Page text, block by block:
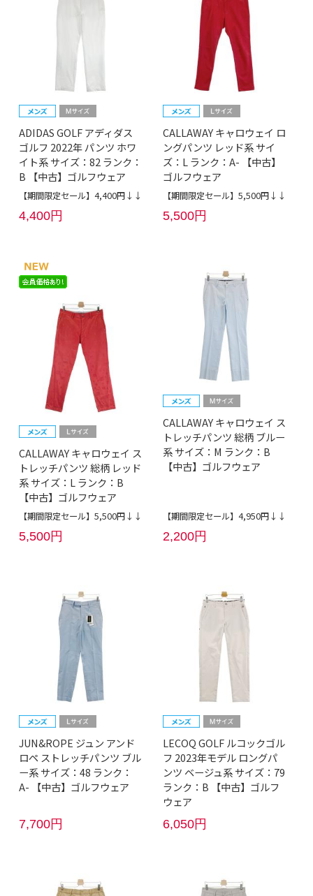
ADIDAS GOLF アディダス
ゴルフ 2022年 パンツ ホワ
イト系 サイズ：82 ランク：
B 【中古】ゴルフウェア
【期間限定セール】4,400円↓↓
4,400円
CALLAWAY キャロウェイ ロ
ングパンツ レッド系 サイ
ズ：L ランク：A- 【中古】
ゴルフウェア
【期間限定セール】5,500円↓↓
5,500円
CALLAWAY キャロウェイ ス
トレッチパンツ 総柄 レッド
系 サイズ：L ランク：B
【中古】ゴルフウェア
【期間限定セール】5,500円↓↓
5,500円
CALLAWAY キャロウェイ ス
トレッチパンツ 総柄 ブルー
系 サイズ：M ランク：B
【中古】ゴルフウェア
【期間限定セール】4,950円↓↓
2,200円
JUN&ROPE ジュン アンド
ロペ ストレッチパンツ ブル
ー系 サイズ：48 ランク：
A- 【中古】ゴルフウェア
7,700円
LECOQ GOLF ルコックゴル
フ 2023年モデル ロングパ
ンツ ベージュ系 サイズ：79
ランク：B 【中古】ゴルフ
ウェア
6,050円